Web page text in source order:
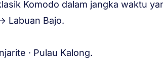
Komodo dalam jangka waktu
Labuan Bajo.
· Pulau Kalong.